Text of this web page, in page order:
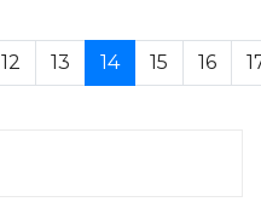
12 13 14 15 16